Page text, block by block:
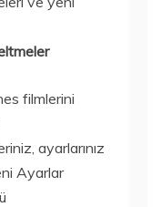
filmlerini
ayarlarınız
Ayarlar